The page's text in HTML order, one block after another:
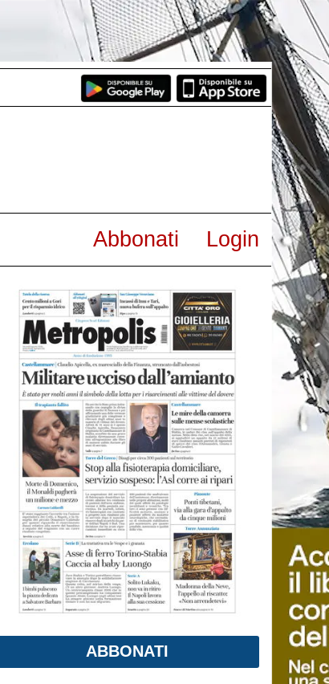
Abbonati Login
ABBONATI